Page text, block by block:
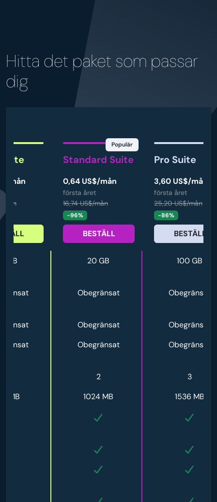
Hitta det paket som passar
dig
mån
mån
Populär
Standard Suite
0,64 US$/mån
första året
16,74 US$/mån
-96%
BESTÄLL
Pro Suite
3,60 US$/mån
första året
25,20 US$/mån
-86%
BESTÄLL
GB 20 GB 100 GB
Obegränsat Obegränsat
Obegränsat
Obegränsat
Obegränsat Obegränsat
2
3
MB
1024 MB 1536 MB